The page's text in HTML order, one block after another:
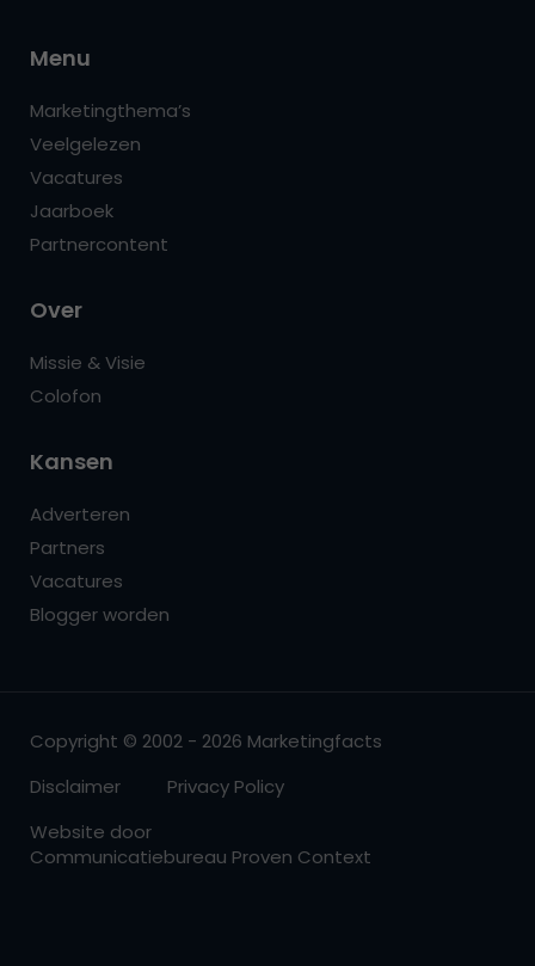
Menu
Marketingthema’s
Veelgelezen
Vacatures
Jaarboek
Partnercontent
Over
Missie & Visie
Colofon
Kansen
Adverteren
Partners
Vacatures
Blogger worden
Copyright © 2002 - 2026 Marketingfacts
Disclaimer
Privacy Policy
Website door
Communicatiebureau Proven Context